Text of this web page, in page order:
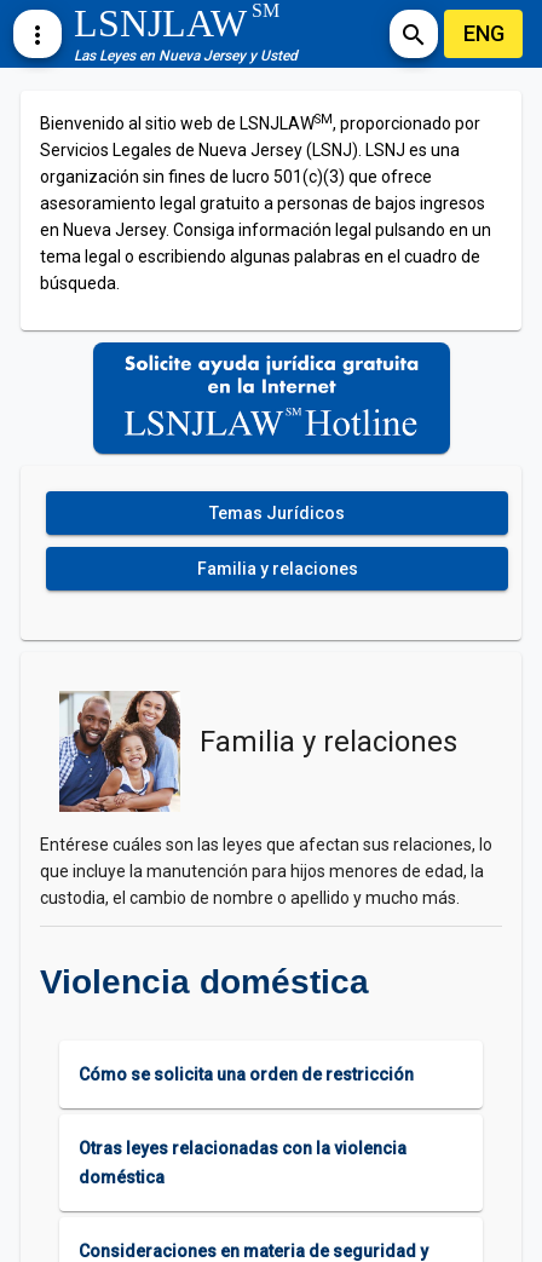
more_vert LSNJLAWSM
Las Leyes en Nueva Jersey y Usted
search ENG
Bienvenido al sitio web de LSNJLAWSM, proporcionado por
Servicios Legales de Nueva Jersey (LSNJ). LSNJ es una
organización sin fines de lucro 501(c)(3) que ofrece
asesoramiento legal gratuito a personas de bajos ingresos
en Nueva Jersey. Consiga información legal pulsando en un
tema legal o escribiendo algunas palabras en el cuadro de
búsqueda.
Temas Jurídicos
Familia y relaciones
Familia y relaciones
Entérese cuáles son las leyes que afectan sus relaciones, lo
que incluye la manutención para hijos menores de edad, la
custodia, el cambio de nombre o apellido y mucho más.
Violencia doméstica
Cómo se solicita una orden de restricción
Otras leyes relacionadas con la violencia
doméstica
Consideraciones en materia de seguridad y